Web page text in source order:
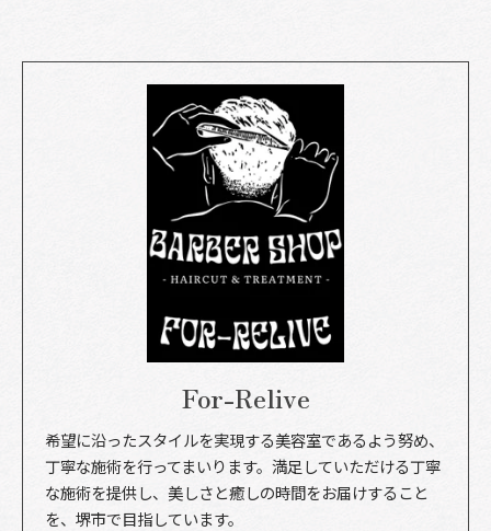
For-Relive
希望に沿ったスタイルを実現する美容室であるよう努め、
丁寧な施術を行ってまいります。満足していただける丁寧
な施術を提供し、美しさと癒しの時間をお届けすること
を、堺市で目指しています。